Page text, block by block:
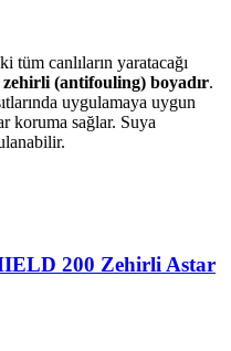
tüm canlıların yaratacağı
zehirli (antifouling) boyadır.
uygulamaya uygun
koruma sağlar. Suya
200 Zehirli Astar